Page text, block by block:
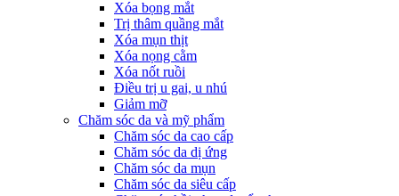
Xóa bọng mắt
Trị thâm quầng mắt
Xóa mụn thịt
Xóa nọng cằm
Xóa nốt ruồi
Điều trị u gai, u nhú
Giảm mỡ
Chăm sóc da và mỹ phẩm
Chăm sóc da cao cấp
Chăm sóc da dị ứng
Chăm sóc da mụn
Chăm sóc da siêu cấp